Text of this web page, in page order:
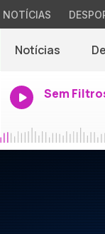
NOTÍCIAS
Notícias
Sem